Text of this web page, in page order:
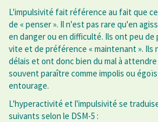
L'impulsivité fait référence au fait que
de « penser ». Il n'est pas rare qu'en
en danger ou en difficulté. Ils ont peu
vite et de préférence « maintenant ». Ils
délais et ont donc bien du mal à
souvent paraître comme impolis ou
entourage.
L'hyperactivité et l'impulsivité se
suivants selon le DSM-5 :